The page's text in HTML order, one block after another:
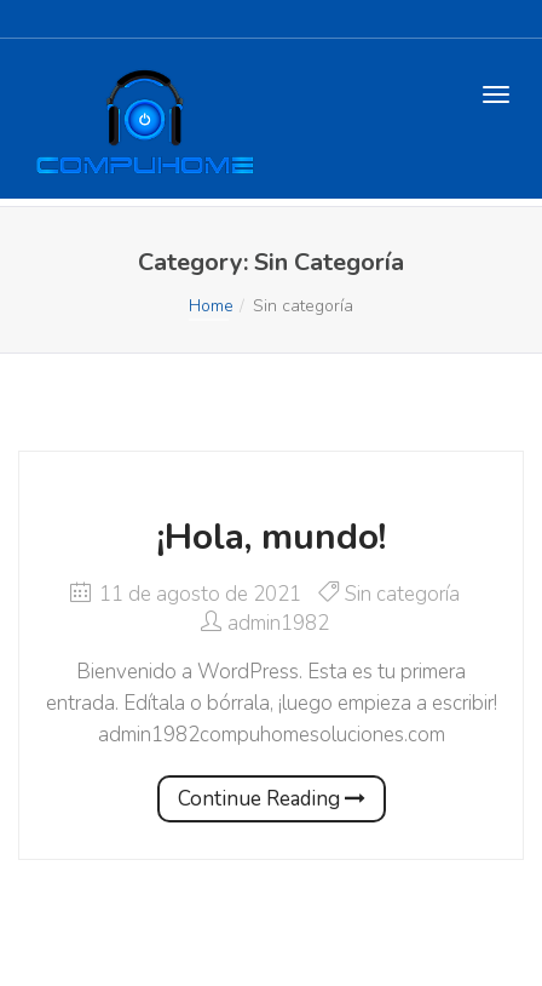
Category:Sin Categoría
Home Sin categoría
¡Hola, mundo!
11 de agosto de 2021
Sin categoría
admin1982
Bienvenido a WordPress. Esta es tu primera
entrada. Edítala o bórrala, ¡luego empieza a escribir!
admin1982compuhomesoluciones.com
Continue Reading